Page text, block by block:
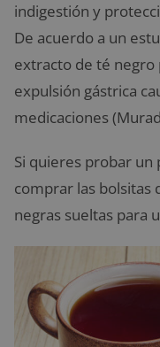
indigestión y
De acuerdo a un
extracto de té negro
expulsión gástrica
medicaciones
Si quieres probar un
comprar las bolsitas
negras sueltas para